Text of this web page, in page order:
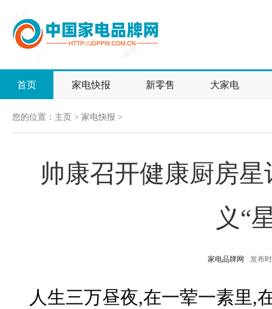
首页 家电快报 新零售 大家电
您的位置： 主页 > 家电快报 >
帅康召开健康厨房
义“
家电品牌网 发布
人生三万昼夜,在一荤一素里,